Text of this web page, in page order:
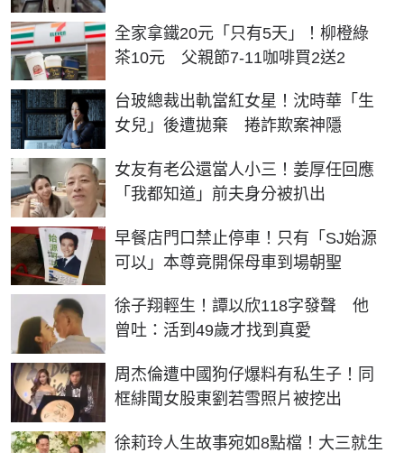
全家拿鐵20元「只有5天」！柳橙綠
茶10元 父親節7-11咖啡買2送2
台玻總裁出軌當紅女星！沈時華「生
女兒」後遭拋棄 捲詐欺案神隱
女友有老公還當人小三！姜厚任回應
「我都知道」前夫身分被扒出
早餐店門口禁止停車！只有「SJ始源
可以」本尊竟開保母車到場朝聖
徐子翔輕生！譚以欣118字發聲 他
曾吐：活到49歲才找到真愛
周杰倫遭中國狗仔爆料有私生子！同
框緋聞女股東劉若雪照片被挖出
徐莉玲人生故事宛如8點檔！大三就生